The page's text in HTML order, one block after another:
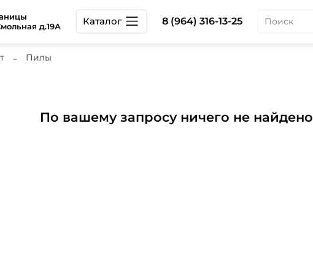
д.19А
Каталог 8 (964) 316-13-25
Пилы
По вашему запросу ничего не найдено